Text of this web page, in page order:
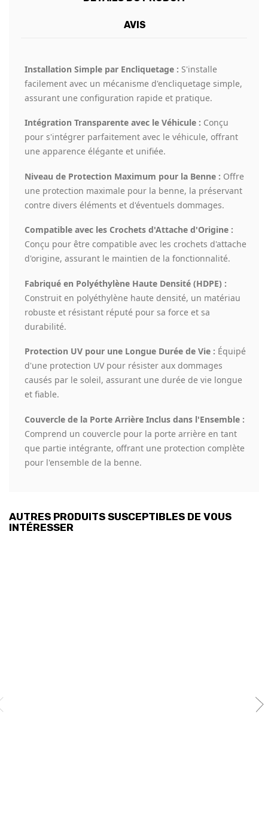
AVIS
Installation Simple par Encliquetage : S'installe
facilement avec un mécanisme d'encliquetage simple,
assurant une configuration rapide et pratique.
Intégration Transparente avec le Véhicule : Conçu
pour s'intégrer parfaitement avec le véhicule, offrant
une apparence élégante et unifiée.
Niveau de Protection Maximum pour la Benne : Offre
une protection maximale pour la benne, la préservant
contre divers éléments et d'éventuels dommages.
Compatible avec les Crochets d'Attache d'Origine :
Conçu pour être compatible avec les crochets d'attache
d'origine, assurant le maintien de la fonctionnalité.
Fabriqué en Polyéthylène Haute Densité (HDPE) :
Construit en polyéthylène haute densité, un matériau
robuste et résistant réputé pour sa force et sa
durabilité.
Protection UV pour une Longue Durée de Vie : Équipé
d'une protection UV pour résister aux dommages
causés par le soleil, assurant une durée de vie longue
et fiable.
Couvercle de la Porte Arrière Inclus dans l'Ensemble :
Comprend un couvercle pour la porte arrière en tant
que partie intégrante, offrant une protection complète
pour l'ensemble de la benne.
AUTRES PRODUITS SUSCEPTIBLES DE VOUS
INTÉRESSER